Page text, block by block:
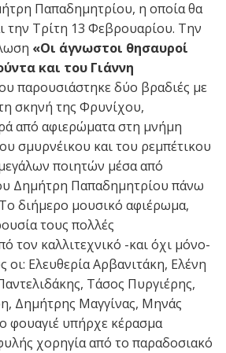
Παπαδημητρίου, η οποία θα
την Τρίτη 13 Φεβρουαρίου. Την
«Οι άγνωστοι θησαυροί
και του Γιάννη
παρουσιάστηκε δύο βραδιές με
σκηνή της Φρυνίχου,
από αφιερώματα στη μνήμη
σμυρνέικου και του ρεμπέτικου
ποιητών μέσα από
Δημήτρη Παπαδημητρίου πάνω
διήμερο μουσικό αφιέρωμα,
τους πολλές
τον καλλιτεχνικό -και όχι μόνο-
Ελευθερία Αρβανιτάκη, Ελένη
Τάσος Πυργιέρης,
Δημήτρης Μαγγίνας, Μηνάς
φουαγιέ υπήρχε κέρασμα
χορηγία από το παραδοσιακό